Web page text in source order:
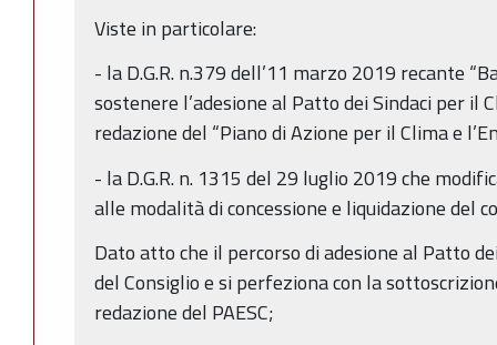
Viste in particolare:
- la D.G.R. n.379 dell’11 marzo 2019 recante
sostenere l’adesione al Patto dei Sindaci per il
redazione del “Piano di Azione per il Clima e
- la D.G.R. n. 1315 del 29 luglio 2019 che
alle modalità di concessione e liquidazione del
Dato atto che il percorso di adesione al Patto
del Consiglio e si perfeziona con la
redazione del PAESC;